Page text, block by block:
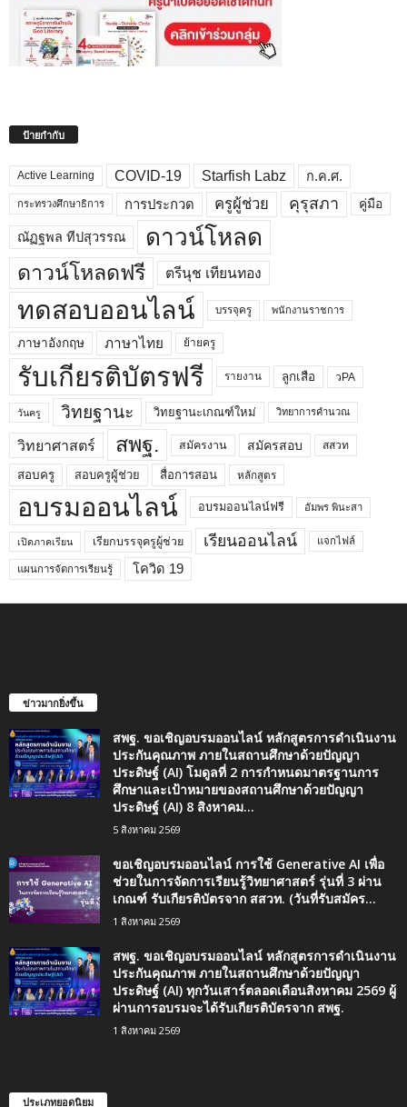
ป้ายกำกับ
Active Learning COVID-19 Starfish Labz ก.ค.ศ.
กระทรวงศึกษาธิการ การประกวด ครูผู้ช่วย คุรุสภา คู่มือ
ณัฏฐพล ทีปสุวรรณ ดาวน์โหลด
ดาวน์โหลดฟรี ตรีนุช เทียนทอง
ทดสอบออนไลน์ บรรจุครู พนักงานราชการ
ภาษาอังกฤษ ภาษาไทย ย้ายครู
รับเกียรติบัตรฟรี รายงาน ลูกเสือ วPA
วันครู วิทยฐานะ วิทยฐานะเกณฑ์ใหม่ วิทยาการคำนวณ
วิทยาศาสตร์ สพฐ. สมัครงาน สมัครสอบ สสวท
สอบครู สอบครูผู้ช่วย สื่อการสอน หลักสูตร
อบรมออนไลน์ อบรมออนไลน์ฟรี อัมพร พินะสา
เปิดภาคเรียน เรียกบรรจุครูผู้ช่วย เรียนออนไลน์ แจกไฟล์
แผนการจัดการเรียนรู้ โควิด 19
ข่าวมากยิ่งขึ้น
สพฐ. ขอเชิญอบรมออนไลน์ หลักสูตรการดำเนินงาน
ประกันคุณภาพ ภายในสถานศึกษาด้วยปัญญา
ประดิษฐ์ (AI) โมดูลที่ 2 การกำหนดมาตรฐานการ
ศึกษาและเป้าหมายของสถานศึกษาด้วยปัญญา
ประดิษฐ์ (AI) 8 สิงหาคม...
5 สิงหาคม 2569
ขอเชิญอบรมออนไลน์ การใช้ Generative AI เพื่อ
ช่วยในการจัดการเรียนรู้วิทยาศาสตร์ รุ่นที่ 3 ผ่าน
เกณฑ์ รับเกียรติบัตรจาก สสวท. (วันที่รับสมัคร...
1 สิงหาคม 2569
สพฐ. ขอเชิญอบรมออนไลน์ หลักสูตรการดำเนินงาน
ประกันคุณภาพ ภายในสถานศึกษาด้วยปัญญา
ประดิษฐ์ (AI) ทุกวันเสาร์ตลอดเดือนสิงหาคม 2569 ผู้
ผ่านการอบรมจะได้รับเกียรติบัตรจาก สพฐ.
1 สิงหาคม 2569
ประเภทยอดนิยม